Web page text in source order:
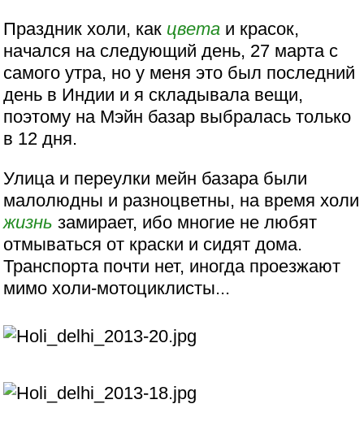
Праздник холи, как цвета и красок,
начался на следующий день, 27 марта с
самого утра, но у меня это был последний
день в Индии и я складывала вещи,
поэтому на Мэйн базар выбралась только
в 12 дня.
Улица и переулки мейн базара были
малолюдны и разноцветны, на время холи
жизнь замирает, ибо многие не любят
отмываться от краски и сидят дома.
Транспорта почти нет, иногда проезжают
мимо холи-мотоциклисты...